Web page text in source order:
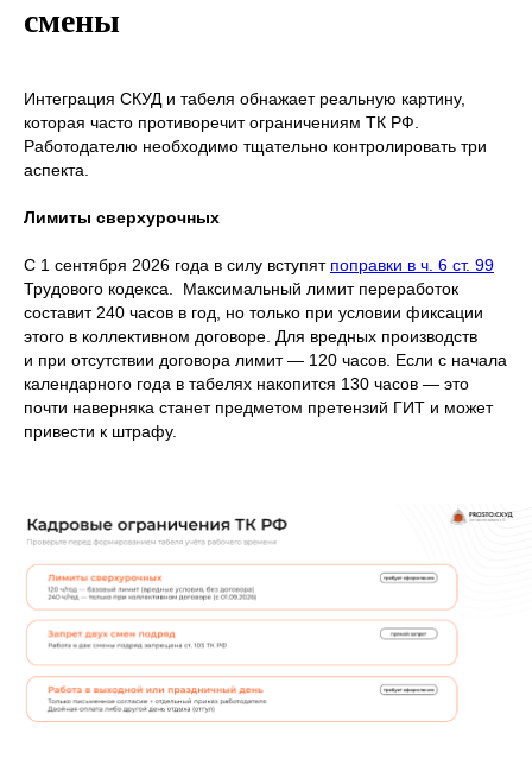
смены
Интеграция СКУД и табеля обнажает реальную картину,
которая часто противоречит ограничениям ТК РФ.
Работодателю необходимо тщательно контролировать три
аспекта.
Лимиты сверхурочных
С 1 сентября 2026 года в силу вступят поправки в ч. 6 ст. 99
Трудового кодекса. Максимальный лимит переработок
составит 240 часов в год, но только при условии фиксации
этого в коллективном договоре. Для вредных производств
и при отсутствии договора лимит — 120 часов. Если с начала
календарного года в табелях накопится 130 часов — это
почти наверняка станет предметом претензий ГИТ и может
привести к штрафу.